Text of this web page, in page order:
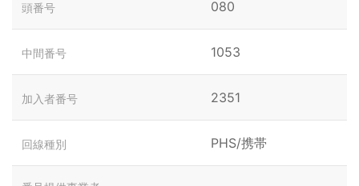
頭番号 080
中間番号 1053
加入者番号 2351
回線種別 PHS/携帯